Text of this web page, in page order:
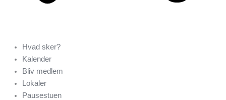
Hvad sker?
Kalender
Bliv medlem
Lokaler
Pausestuen